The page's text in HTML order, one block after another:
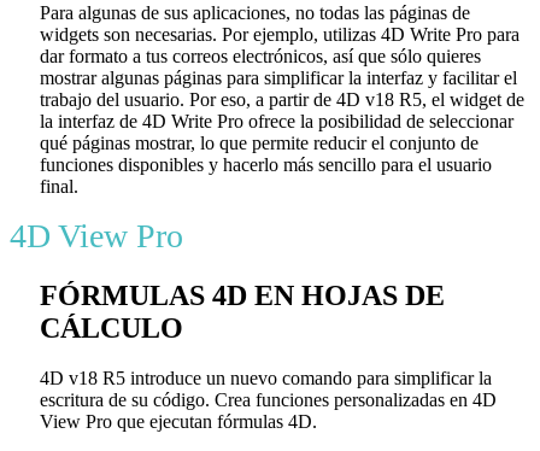
Para algunas de sus aplicaciones, no todas las páginas de
widgets son necesarias. Por ejemplo, utilizas 4D Write Pro para
dar formato a tus correos electrónicos, así que sólo quieres
mostrar algunas páginas para simplificar la interfaz y facilitar el
trabajo del usuario. Por eso, a partir de 4D v18 R5, el widget de
la interfaz de 4D Write Pro ofrece la posibilidad de seleccionar
qué páginas mostrar, lo que permite reducir el conjunto de
funciones disponibles y hacerlo más sencillo para el usuario
final.
4D View Pro
FÓRMULAS 4D EN HOJAS DE
CÁLCULO
4D v18 R5 introduce un nuevo comando para simplificar la
escritura de su código. Crea funciones personalizadas en 4D
View Pro que ejecutan fórmulas 4D.